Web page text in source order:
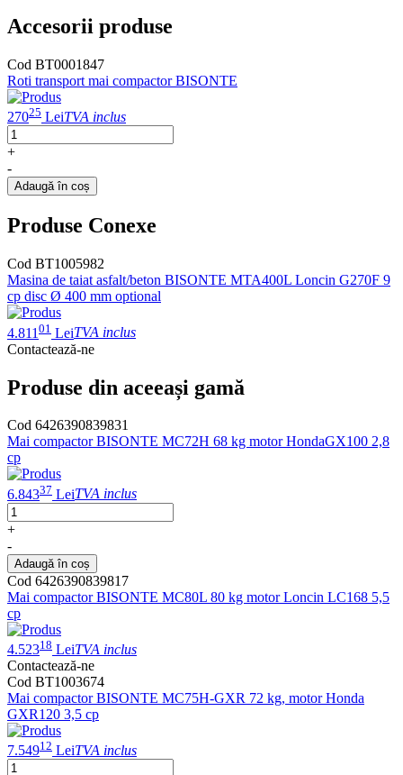
Accesorii produse
Cod BT0001847
Roti transport mai compactor BISONTE
27025 LeiTVA inclus
+
-
Adaugă în coș
Produse Conexe
Cod BT1005982
Masina de taiat asfalt/beton BISONTE MTA400L Loncin G270F 9
cp disc Ø 400 mm optional
4.811 01 LeiTVA inclus
Contactează-ne
Produse din aceeași gamă
Cod 6426390839831
Mai compactor BISONTE MC72H 68 kg motor HondaGX100 2,8
cp
6.84337 LeiTVA inclus
+
-
Adaugă în coș
Cod 6426390839817
Mai compactor BISONTE MC80L 80 kg motor Loncin LC168 5,5
cp
4.52318 LeiTVA inclus
Contactează-ne
Cod BT1003674
Mai compactor BISONTE MC75H-GXR 72 kg, motor Honda
GXR120 3,5 cp
7.54912 LeiTVA inclus